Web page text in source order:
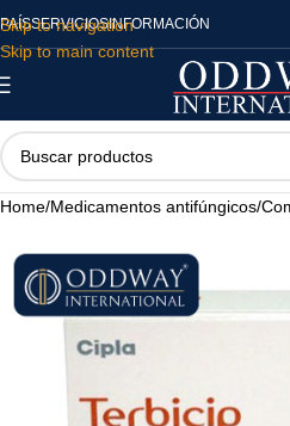
Skip to navigation
Skip to main content
PAÍSSERVICIOSINFORMACIÓN
Home/Medicamentos antifúngicos/